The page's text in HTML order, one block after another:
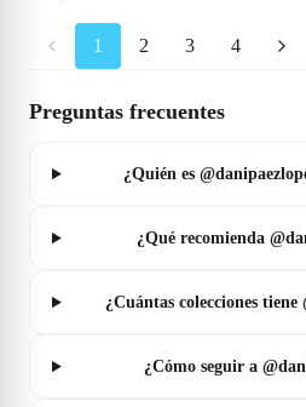
1 2 3 4
Preguntas frecuentes
¿Quién es
¿Qué recomienda
¿Cuántas colecciones tiene
¿Cómo seguir a